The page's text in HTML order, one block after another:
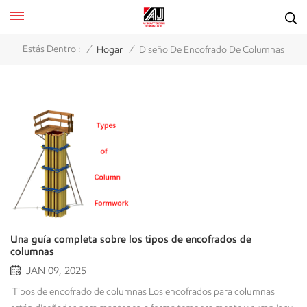
Estás Dentro : / Hogar / Diseño De Encofrado De Columnas
Una guía completa sobre los tipos de encofrados de
columnas
JAN 09, 2025
Tipos de encofrado de columnas Los encofrados para columnas